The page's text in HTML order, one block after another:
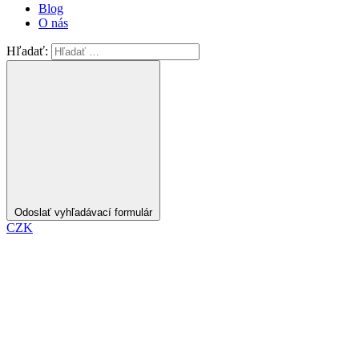
Blog
O nás
Hľadať:
Odoslať vyhľadávací formulár
CZK